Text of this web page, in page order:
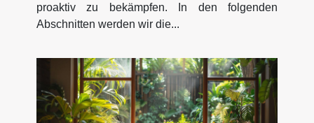
proaktiv zu bekämpfen. In den folgenden
Abschnitten werden wir die...